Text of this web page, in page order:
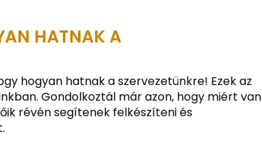
HATNAK A
hogyan hatnak a szervezetünkre! Ezek az
Gondolkoztál már azon, hogy miért van
révén segítenek felkészíteni és